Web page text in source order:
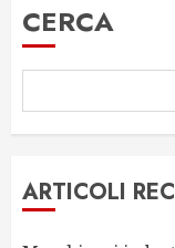
CERCA
ARTICOLI